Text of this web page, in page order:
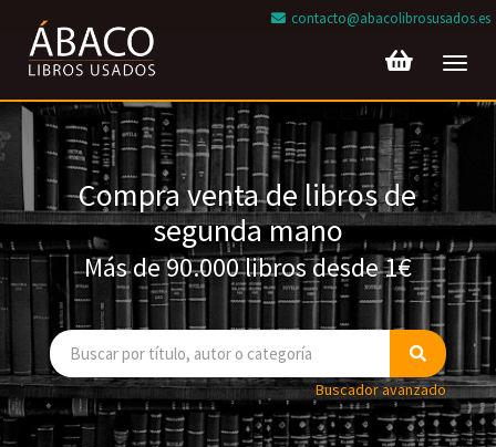
contacto@abacolibrosusados.es
Compra venta de libros de
segunda mano
Más de 90.000 libros desde 1€
Buscador avanzado